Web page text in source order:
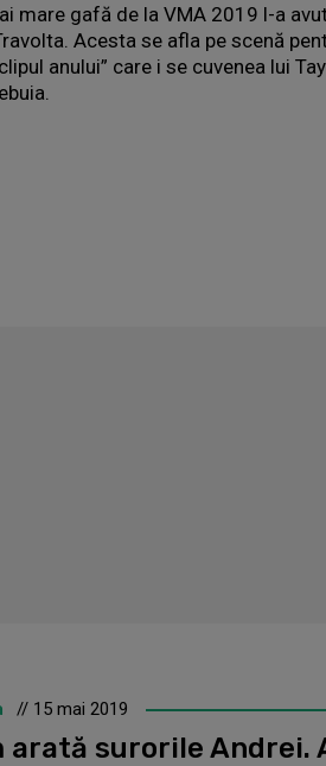
mare gafă de la VMA 2019 l-a
Acesta se afla pe scenă
anului” care i se cuvenea lui
// 15 mai 2019
arată surorile Andrei.